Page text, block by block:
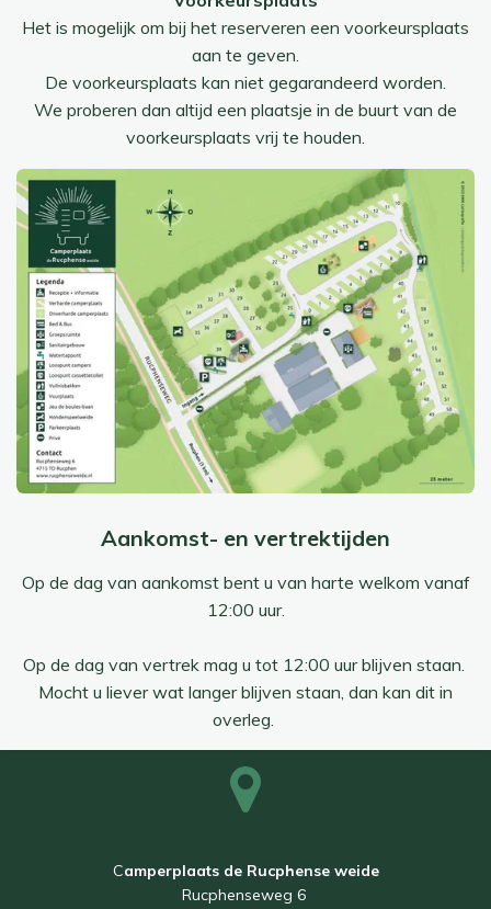
Het is mogelijk om bij het reserveren een voorkeursplaats
aan te geven.
De voorkeursplaats kan niet gegarandeerd worden.
We proberen dan altijd een plaatsje in de buurt van de
voorkeursplaats vrij te houden.
Aankomst- en vertrektijden
Op de dag van aankomst bent u van harte welkom vanaf
12:00 uur.
Op de dag van vertrek mag u tot 12:00 uur blijven staan.
Mocht u liever wat langer blijven staan, dan kan dit in
overleg.
Camperplaats de Rucphense weide
Rucphenseweg 6